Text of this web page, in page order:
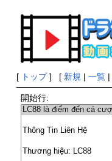
[ トップ] [ 新規 | 一覧|
開始行: